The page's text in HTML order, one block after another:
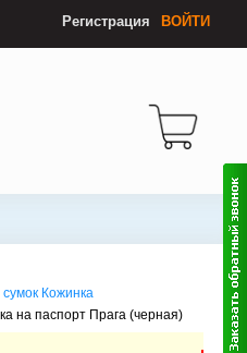
Регистрация ВОЙТИ
Кожинка
на паспорт Прага (черная)